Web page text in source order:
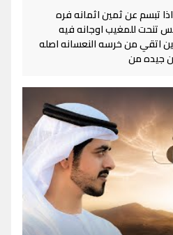
تبسم عن ثمين اثمانه فره
للمغيب اوجانه فيه
اتقي من خرسه النعسانه اصله
جيده من